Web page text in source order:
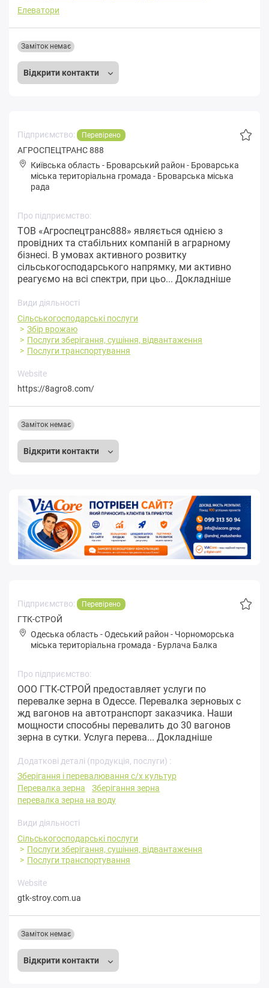
Елеватори
Відкрити контакти
Заміток немає
Підприємство: Перевірено
АГРОСПЕЦТРАНС 888
Київська область - Броварський район - Бpoвapськa
міська територіальна громада - Броварська міська
рада
Про підприємство:
ТОВ «Агроспецтранс888» являється однією з
провідних та стабільних компаній в аграрному
бізнесі. В умовах активного розвитку
сільськогосподарського напрямку, ми активно
реагуємо на всі спектри, при цьо... Докладніше
Види діяльності
Сільськогосподарські послуги
Збір врожаю
Послуги зберігання, сушіння, відвантаження
Послуги транспортування
Website
https://8agro8.com/
Відкрити контакти
Заміток немає
Підприємство: Перевірено
ГТК-СТРОЙ
Одеська область -Одеський район - Чopнoмopськa
міська територіальна громада - Бурлача Балка
Про підприємство:
ООО ГТК-СТРОЙ предоставляет услуги по
перевалке зерна в Одессе. Перевалка зерновых с
жд вагонов на автотранспорт заказчика. Наши
мощности способны перевалить до 30 вагонов
зерна в сутки. Услуга перева... Докладніше
Додаткові деталі (продукція, послуги) :
Зберігання і перевалювання с/х культур
Перевалка зерна
Зберігання зерна
перевалка зерна на воду
Види діяльності
Сільськогосподарські послуги
Послуги зберігання, сушіння, відвантаження
Послуги транспортування
Website
gtk-stroy.com.ua
Відкрити контакти
Заміток немає